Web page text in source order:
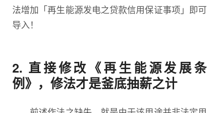
法增加「再生能源发电之贷款信用保证事项」即可
导入！
2. 直接修改《再生能源发展条
例》，修法才是釜底抽薪之计